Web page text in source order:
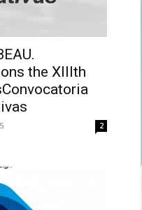
the XIIIth
2